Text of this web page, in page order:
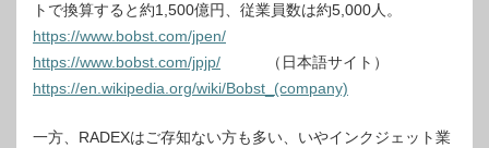
トで換算すると約1,500億円、従業員数は約5,000人。
https://www.bobst.com/jpen/
https://www.bobst.com/jpjp/ （日本語サイト）
https://en.wikipedia.org/wiki/Bobst_(company)
一方、RADEXはご存知ない方も多い、いやインクジェット業